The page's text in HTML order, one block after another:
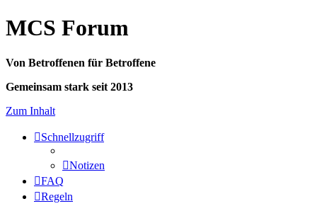
MCS Forum
Von Betroffenen für Betroffene
Gemeinsam stark seit 2013
Zum Inhalt
Schnellzugriff
Notizen
FAQ
Regeln